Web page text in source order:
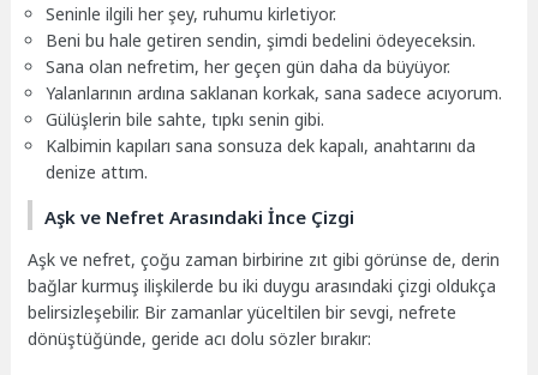
Seninle ilgili her şey, ruhumu kirletiyor.
Beni bu hale getiren sendin, şimdi bedelini ödeyeceksin.
Sana olan nefretim, her geçen gün daha da büyüyor.
Yalanlarının ardına saklanan korkak, sana sadece acıyorum.
Gülüşlerin bile sahte, tıpkı senin gibi.
Kalbimin kapıları sana sonsuza dek kapalı, anahtarını da
denize attım.
Aşk ve Nefret Arasındaki İnce Çizgi
Aşk ve nefret, çoğu zaman birbirine zıt gibi görünse de, derin
bağlar kurmuş ilişkilerde bu iki duygu arasındaki çizgi oldukça
belirsizleşebilir. Bir zamanlar yüceltilen bir sevgi, nefrete
dönüştüğünde, geride acı dolu sözler bırakır: